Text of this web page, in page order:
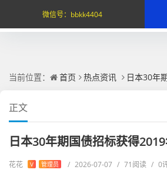
当前位置： 首页 热点资讯 日本30年期国
正文
日本30年期国债招标获得
花花 V 管理员 / 2026-07-07 / 71阅读 / 0
微信号： bbkk4404